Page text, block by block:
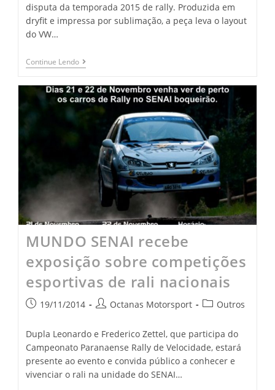
disputa da temporada 2015 de rally. Produzida em
dryfit e impressa por sublimação, a peça leva o layout
do VW…
Continue Lendo
MUNDO SENAI recebe
exposição sobre competições
esportivas de rali nacionais
19/11/2014 Octanas Motorsport Outros
Dupla Leonardo e Frederico Zettel, que participa do
Campeonato Paranaense Rally de Velocidade, estará
presente ao evento e convida público a conhecer e
vivenciar o rali na unidade do SENAI…